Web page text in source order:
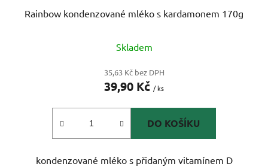
Rainbow kondenzované mléko s kardamonem 170g
Skladem
35,63 Kč bez DPH
39,90 Kč / ks
DO KOŠÍKU
kondenzované mléko s přidaným vitamínem D